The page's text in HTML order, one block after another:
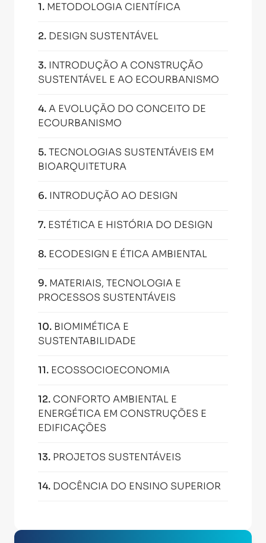
1. METODOLOGIA CIENTÍFICA
2. DESIGN SUSTENTÁVEL
3. INTRODUÇÃO A CONSTRUÇÃO
SUSTENTÁVEL E AO ECOURBANISMO
4.A EVOLUÇÃO DO CONCEITO DE
ECOURBANISMO
5.TECNOLOGIAS SUSTENTÁVEIS EM
BIOARQUITETURA
6. INTRODUÇÃO AO DESIGN
7. ESTÉTICA E HISTÓRIA DO DESIGN
8. ECODESIGN E ÉTICA AMBIENTAL
9. MATERIAIS, TECNOLOGIA E
PROCESSOS SUSTENTÁVEIS
10. BIOMIMÉTICA E
SUSTENTABILIDADE
11. ECOSSOCIOECONOMIA
12. CONFORTO AMBIENTAL E
ENERGÉTICA EM CONSTRUÇÕES E
EDIFICAÇÕES
13. PROJETOS SUSTENTÁVEIS
14. DOCÊNCIA DO ENSINO SUPERIOR